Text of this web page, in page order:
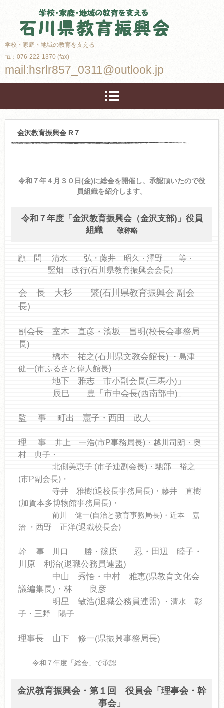
学校・家庭・地域の教育を支える
℡：076-222-1370 (fax)
mail:hsrlr857_0311@outlook.jp
金沢教育振興会 R７
令和７年４月３０日(金)に総会を開催し、承認頂いたので役
員組織を紹介します。
令和７年度「金沢教育振興会（金沢支部)」役員
組織 敬称略
顧 問清水 弘・藤井 昭久 ・澤野 等 ・
竪畑 政行(石川県教育振興会会長)
会 長 大杉 繁(石川県教育振興会 副会
長)
副会長 室木 直彦・濱坂 昌明(校長会事務局
長)
橋本 祐之(石川県文教会館長) ・島津
健一(市ふるさと偉人館長)
地下 雅志「市小副会長(三馬小)」
辰巳 豊 「市中会長(西南部中)」
監 事 町出 憲子・西田 政人
理 事 井上 一浩(市P事務局長)・越川司朗・奥
村 典子・
北側美恵子 (市子連副会長)・馳部 裕之
(市P副会長)・
寺井 雅樹(退校長事務局長)・ 藤井 直樹
(加賀本多博物館事務局長)・
前川 健一(自治と教育事務局長)・近本 嘉
治・西野 正洋(退職校長会)
幹 事 川口 勝・ 篠原 忍・田辺 睦子・
川原 利治(退職公務員連盟)
中山 秀悟・ 中村 雅恵(県教育文化会
議編集長)・林 良彦
明星 敏浩(退職公務員連盟) ・清水 彰
子・三野 陽子
理事長 山下 修一(県振興事務局長)
令和７年度「総会」で承認
金沢教育振興会・第１回 役員会「理事会・幹
事会」